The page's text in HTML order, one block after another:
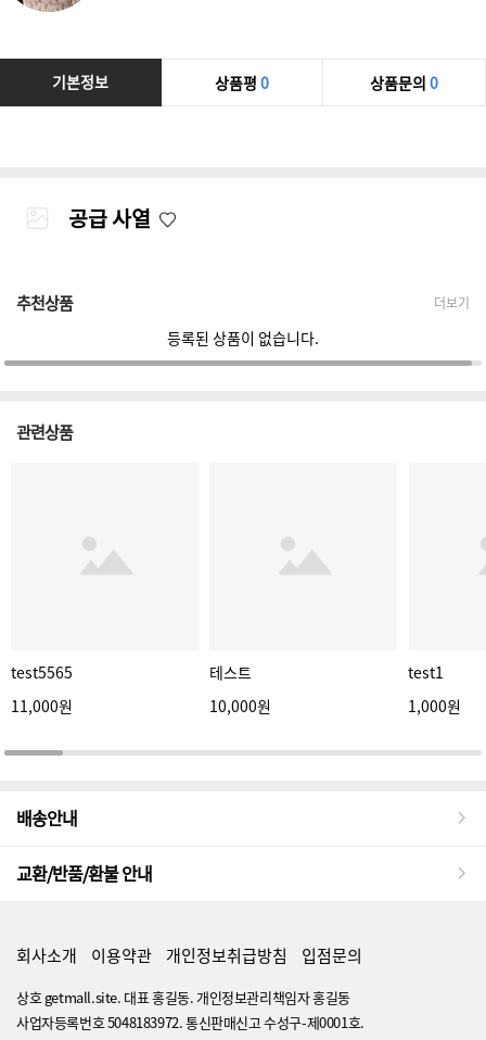
기본정보 상품평 0 상품문의 0
공급 사열
추천상품 더보기
등록된 상품이 없습니다.
관련상품
test5565
11,000원
테스트
10,000원
test1
1,000원
배송안내
교환/반품/환불 안내
회사소개 이용약관 개인정보취급방침 입점문의
상호 getmall.site. 대표 홍길동. 개인정보관리책임자 홍길동
사업자등록번호 5048183972. 통신판매신고 수성구-제0001호.